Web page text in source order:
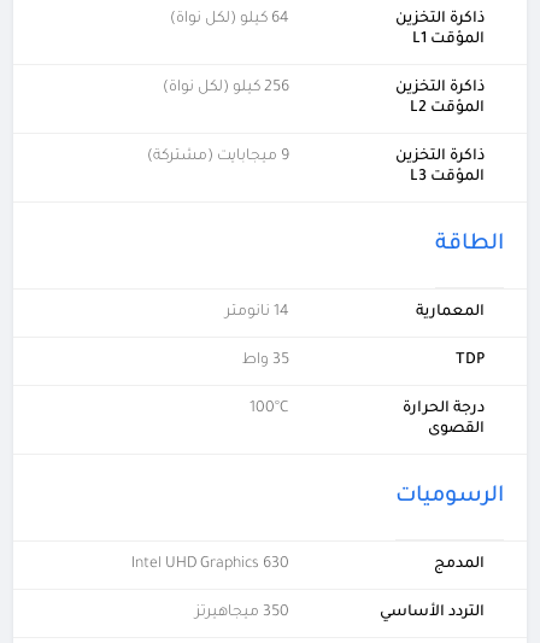
ذاكرة التخزين
المؤقت L1
64 كيلو (لكل نواة)
ذاكرة التخزين
المؤقت L2
256 كيلو (لكل نواة)
ذاكرة التخزين
المؤقت L3
9 ميجابايت (مشتركة)
الطاقة
المعمارية 14 نانومتر
TDP 35 واط
درجة الحرارة
القصوى
100°C
الرسوميات
المدمج Intel UHD Graphics 630
التردد الأساسي 350 ميجاهيرتز